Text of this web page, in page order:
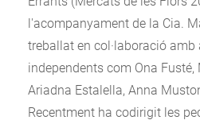
l'acompanyament de la Cia.
treballat en col·laboració amb
independents com Ona Fusté,
Ariadna Estalella, Anna
Recentment ha codirigit les